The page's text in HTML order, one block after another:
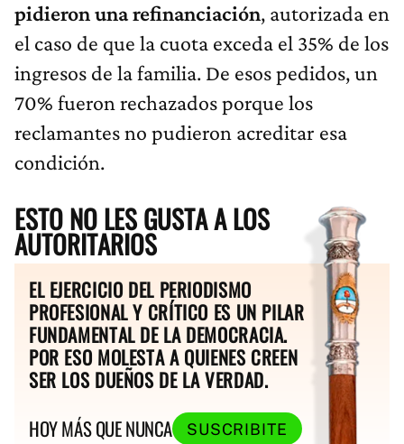
pidieron una refinanciación, autorizada en
el caso de que la cuota exceda el 35% de los
ingresos de la familia. De esos pedidos, un
70% fueron rechazados porque los
reclamantes no pudieron acreditar esa
condición.
ESTO NO LES GUSTA A LOS
AUTORITARIOS
EL EJERCICIO DEL PERIODISMO
PROFESIONAL Y CRÍTICO ES UN PILAR
FUNDAMENTAL DE LA DEMOCRACIA.
POR ESO MOLESTA A QUIENES CREEN
SER LOS DUEÑOS DE LA VERDAD.
HOY MÁS QUE NUNCA
SUSCRIBITE